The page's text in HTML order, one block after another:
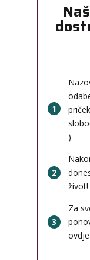
1
)
2
život!
3
Za